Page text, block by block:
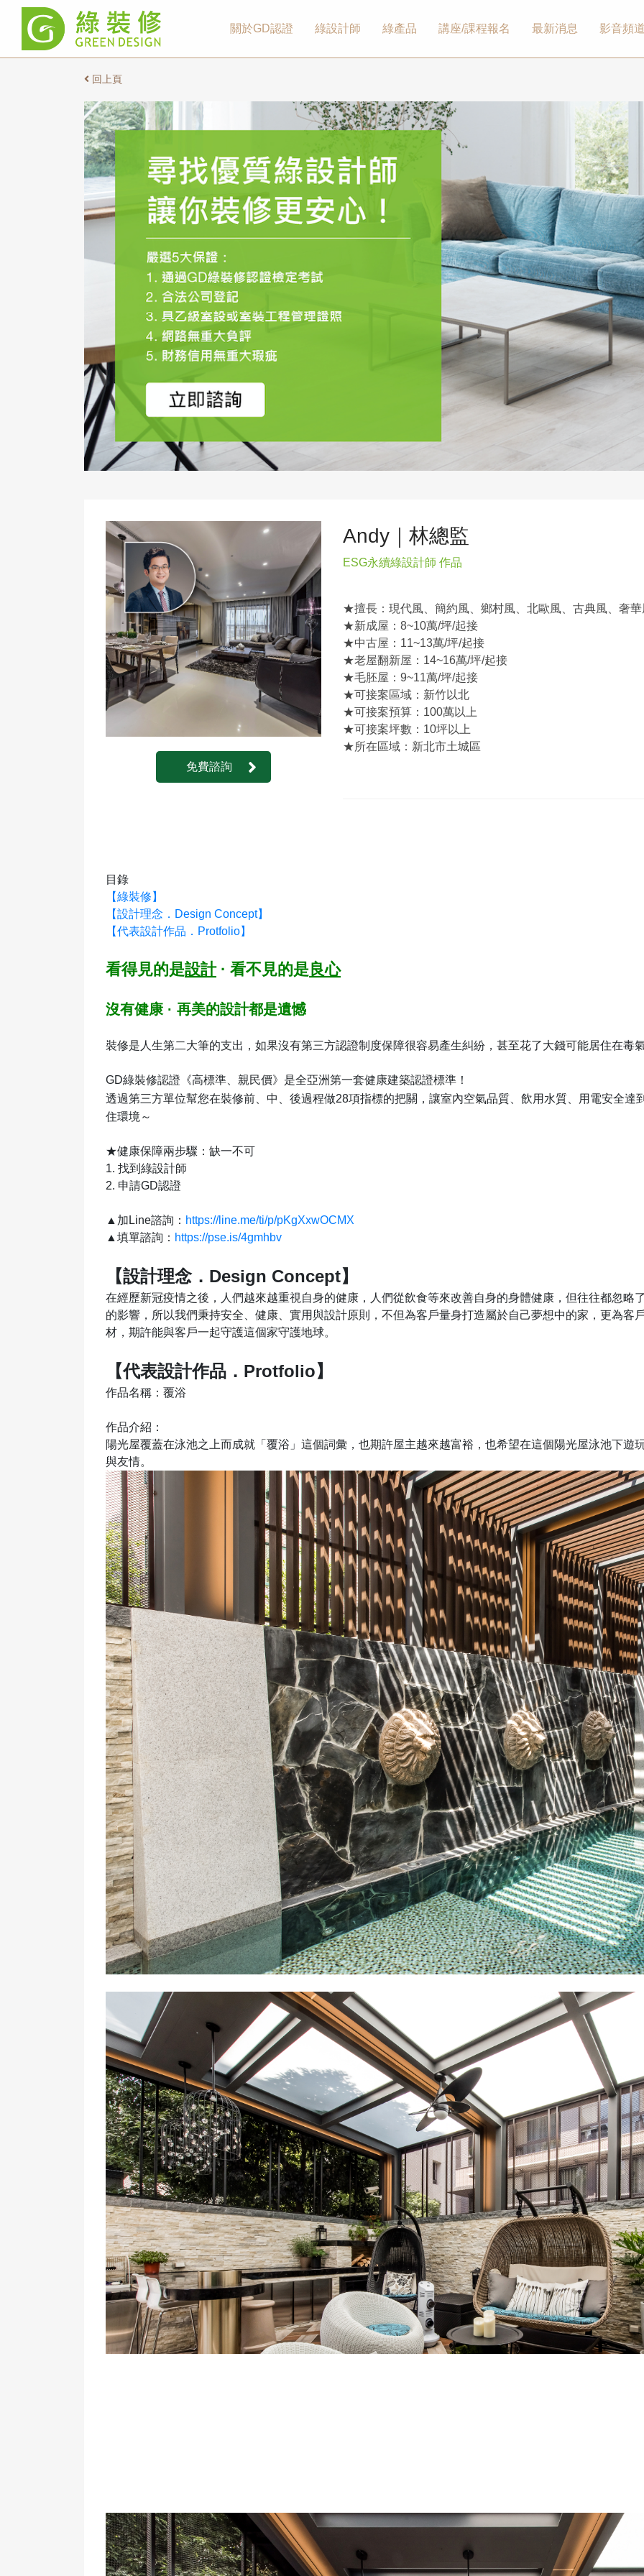
回上頁
免費諮詢
Andy｜林總監
ESG永續綠設計師 作品
★擅長：現代風、簡約風、鄉村風、北歐風、古典風、奢華
★新成屋：8~10萬/坪/起接
★中古屋：11~13萬/坪/起接
★老屋翻新屋：14~16萬/坪/起接
★毛胚屋：9~11萬/坪/起接
★可接案區域：新竹以北
★可接案預算：100萬以上
★可接案坪數：10坪以上
★所在區域：新北市土城區
目錄
【綠裝修】
【設計理念．Design Concept】
【代表設計作品．Protfolio】
看得見的是設計· 看不見的是良心
沒有健康 · 再美的設計都是遺憾
裝修是人生第二大筆的支出，如果沒有第三方認證制度保障很容易產生糾紛，甚至花了大錢可能居住在毒
GD綠裝修認證《高標準、親民價》是全亞洲第一套健康建築認證標準！
透過第三方單位幫您在裝修前、中、後過程做28項指標的把關，讓室內空氣品質、飲用水質、用電安全達
住環境～
★健康保障兩步驟：缺一不可
1. 找到綠設計師
2. 申請GD認證
▲加Line諮詢： https://line.me/ti/p/pKgXxwOCMX
▲填單諮詢： https://pse.is/4gmhbv
【設計理念．Design Concept】
在經歷新冠疫情之後，人們越來越重視自身的健康，人們從飲食等來改善自身的身體健康，但往往都忽略
的影響，所以我們秉持安全、健康、實用與設計原則，不但為客戶量身打造屬於自己夢想中的家，更為客
材，期許能與客戶一起守護這個家守護地球。
【代表設計作品．Protfolio】
作品名稱：覆浴
作品介紹：
陽光屋覆蓋在泳池之上而成就「覆浴」這個詞彙，也期許屋主越來越富裕，也希望在這個陽光屋泳池下遊
與友情。
關於GD認證 綠設計師 綠產品 講座/課程報名 最新消息 影音頻